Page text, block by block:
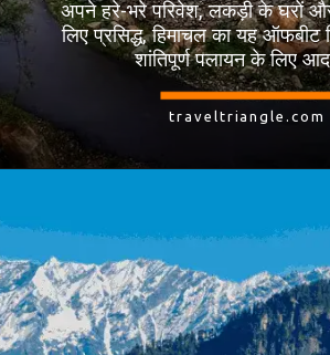
अपने हरे-भरे परिवेश, लकड़ी के घरों
लिए प्रसिद्ध, हिमाचल का यह
शांतिपूर्ण पलायन के लिए
traveltriangle.com